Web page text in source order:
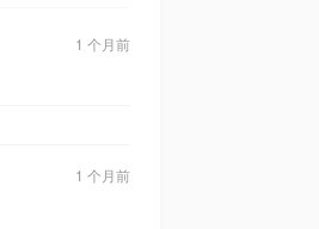
1 个月前
1 个月前